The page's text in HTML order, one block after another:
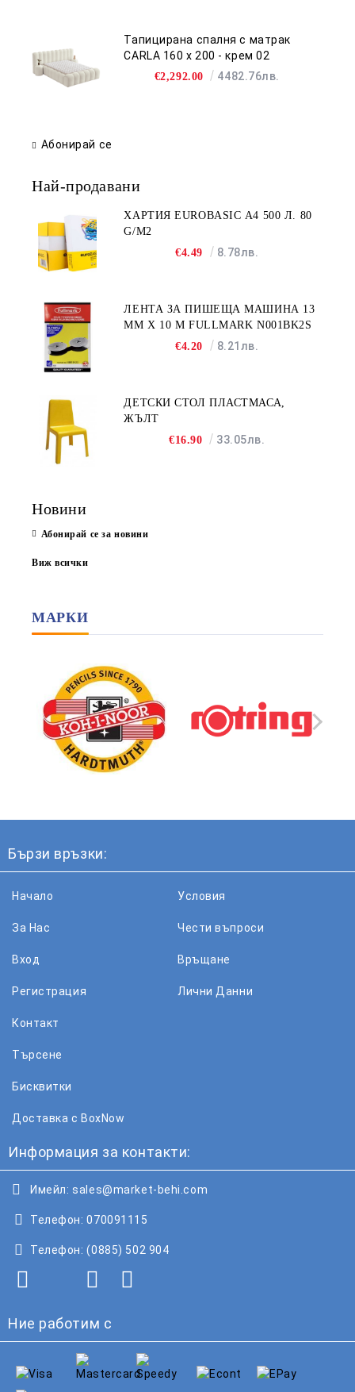
Тапицирана спалня с матрак
CARLA 160 х 200 - крем 02
€2,292.00 4482.76лв.
Абонирай се
Най-продавани
ХАРТИЯ EUROBASIC А4 500 Л. 80
G/M2
€4.49
8.78лв.
ЛЕНТА ЗА ПИШЕЩА МАШИНА 13
MM X 10 M FULLMARK N001BK2S
€4.20
8.21лв.
ДЕТСКИ СТОЛ ПЛАСТМАСА,
ЖЪЛТ
€16.90
33.05лв.
Новини
Абонирай се за новини
Виж всички
МАРКИ
Бързи връзки:
Начало
За Нас
Вход
Регистрация
Условия
Чести въпроси
Връщане
Лични Данни
Контакт
Търсене
Бисквитки
Доставка с BoxNow
Информация за контакти:
Имейл: sales@market-behi.com
Телефон: 070091115
Телефон: (0885) 502 904
Ние работим с